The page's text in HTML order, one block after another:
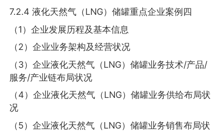
7.2.4 液化天然气（LNG）储罐重点企业案例四
（1）企业发展历程及基本信息
（2）企业业务架构及经营状况
（3）企业液化天然气（LNG）储罐业务技术/产品/
服务/产业链布局状况
（4）企业液化天然气（LNG）储罐业务供给布局状
况
（5）企业液化天然气（LNG）储罐业务销售布局状